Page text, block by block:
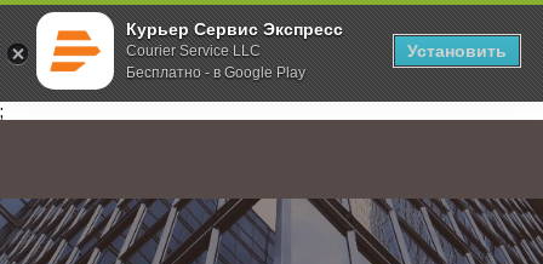
Курьер Сервис Экспресс
Courier Service LLC
Бесплатно - в Google Play
Установить
;
Главная О компании Новости Oborot.ru: Смарт-контракты в